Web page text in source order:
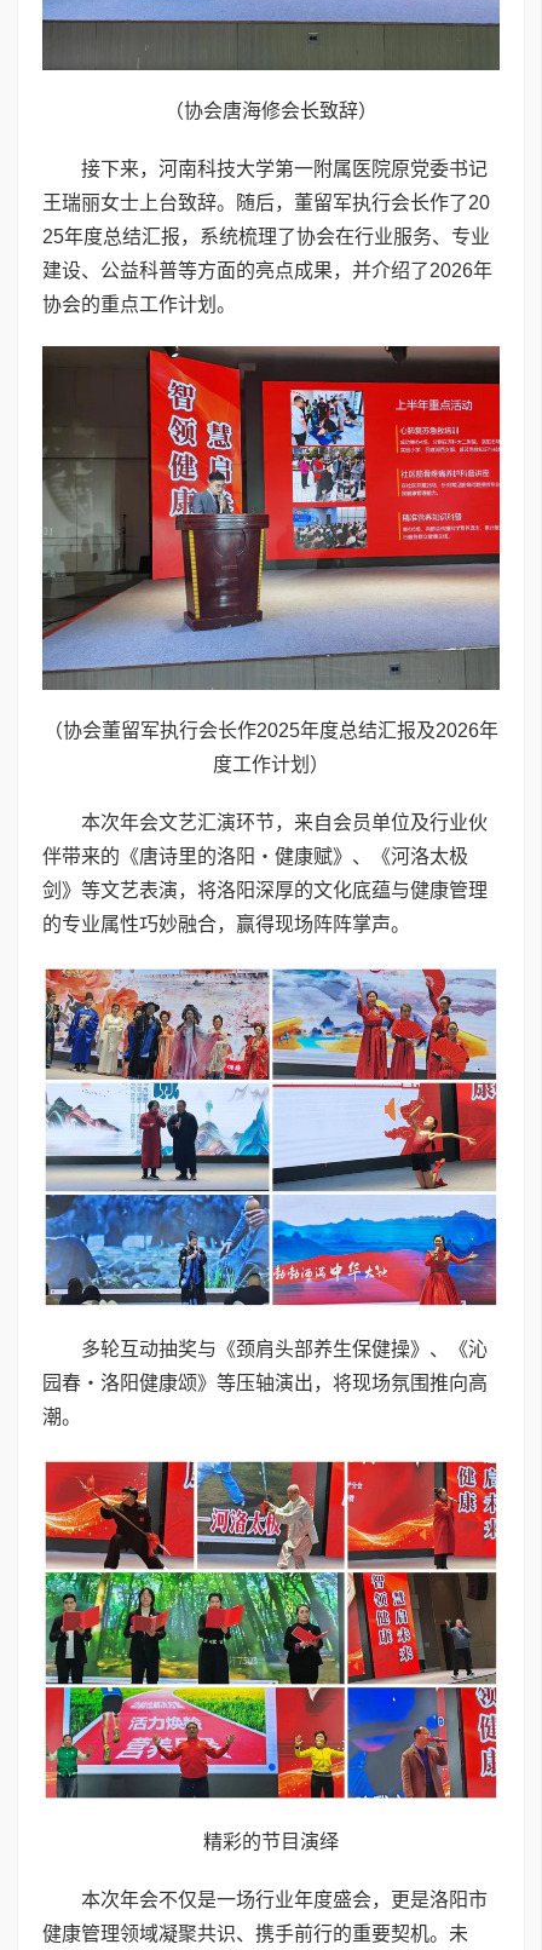
（协会唐海修会长致辞）
接下来，河南科技大学第一附属医院原党委书记
王瑞丽女士上台致辞。随后，董留军执行会长作了20
25年度总结汇报，系统梳理了协会在行业服务、专业
建设、公益科普等方面的亮点成果，并介绍了2026年
协会的重点工作计划。
（协会董留军执行会长作2025年度总结汇报及2026年
度工作计划）
本次年会文艺汇演环节，来自会员单位及行业伙
伴带来的《唐诗里的洛阳・健康赋》、《河洛太极
剑》等文艺表演，将洛阳深厚的文化底蕴与健康管理
的专业属性巧妙融合，赢得现场阵阵掌声。
多轮互动抽奖与《颈肩头部养生保健操》、《沁
园春・洛阳健康颂》等压轴演出，将现场氛围推向高
潮。
精彩的节目演绎
本次年会不仅是一场行业年度盛会，更是洛阳市
健康管理领域凝聚共识、携手前行的重要契机。未